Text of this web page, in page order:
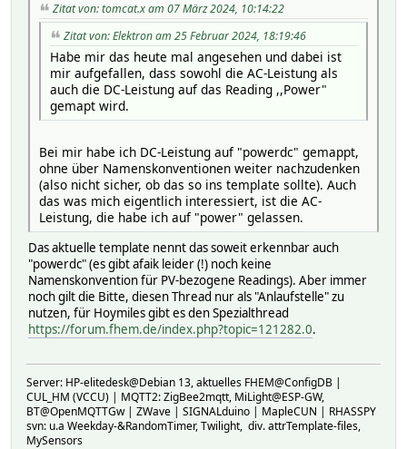
Zitat von: tomcat.x am 07 März 2024, 10:14:22
Zitat von: Elektron am 25 Februar 2024, 18:19:46
Habe mir das heute mal angesehen und dabei ist
mir aufgefallen, dass sowohl die AC-Leistung als
auch die DC-Leistung auf das Reading ,,Power"
gemapt wird.
Bei mir habe ich DC-Leistung auf "powerdc" gemappt,
ohne über Namenskonventionen weiter nachzudenken
(also nicht sicher, ob das so ins template sollte). Auch
das was mich eigentlich interessiert, ist die AC-
Leistung, die habe ich auf "power" gelassen.
Das aktuelle template nennt das soweit erkennbar auch
"powerdc" (es gibt afaik leider (!) noch keine
Namenskonvention für PV-bezogene Readings). Aber immer
noch gilt die Bitte, diesen Thread nur als "Anlaufstelle" zu
nutzen, für Hoymiles gibt es den Spezialthread
https://forum.fhem.de/index.php?topic=121282.0.
Server: HP-elitedesk@Debian 13, aktuelles FHEM@ConfigDB |
CUL_HM (VCCU) | MQTT2: ZigBee2mqtt, MiLight@ESP-GW,
BT@OpenMQTTGw | ZWave | SIGNALduino | MapleCUN | RHASSPY
svn: u.a Weekday-&RandomTimer, Twilight, div. attrTemplate-files,
MySensors